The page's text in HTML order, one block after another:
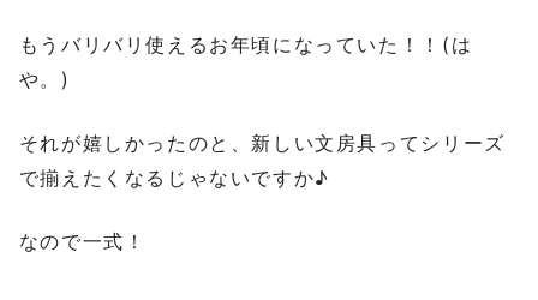
もうバリバリ使えるお年頃になっていた！！(は
や。)
それが嬉しかったのと、新しい文房具ってシリーズ
で揃えたくなるじゃないですか♪
なので一式！